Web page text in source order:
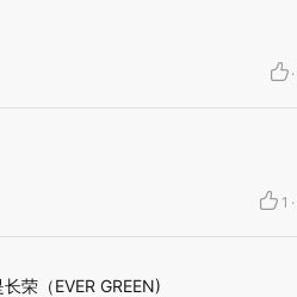
·
1 ·
荣（EVER GREEN)